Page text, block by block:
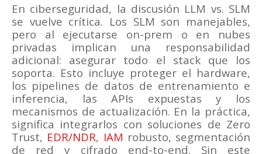
En ciberseguridad, la discusión LLM vs. SLM
se vuelve crítica. Los SLM son manejables,
pero al ejecutarse on-prem o en nubes
privadas implican una responsabilidad
adicional: asegurar todo el stack que los
soporta. Esto incluye proteger el hardware,
los pipelines de datos de entrenamiento e
inferencia, las APIs expuestas y los
mecanismos de actualización. En la práctica,
significa integrarlos con soluciones de Zero
Trust, EDR/NDR, IAM robusto, segmentación
de red y cifrado end-to-end. Sin este